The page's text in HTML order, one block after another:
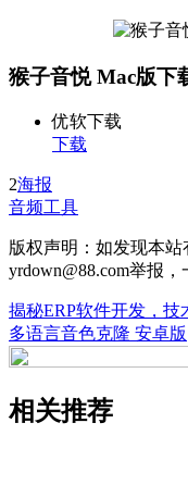
猴子音悦 Mac版下
优软下载
下载
2海报
音频工具
版权声明：如发现本
yrdown@88.com举报
揭秘ERP软件开发，
多语言音色克隆 安卓版
相关推荐